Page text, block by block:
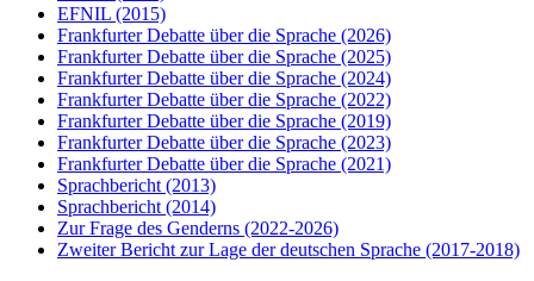
EFNIL (2015)
Frankfurter Debatte über die Sprache (2026)
Frankfurter Debatte über die Sprache (2025)
Frankfurter Debatte über die Sprache (2024)
Frankfurter Debatte über die Sprache (2022)
Frankfurter Debatte über die Sprache (2019)
Frankfurter Debatte über die Sprache (2023)
Frankfurter Debatte über die Sprache (2021)
Sprachbericht (2013)
Sprachbericht (2014)
Zur Frage des Genderns (2022-2026)
Zweiter Bericht zur Lage der deutschen Sprache (2017-2018)